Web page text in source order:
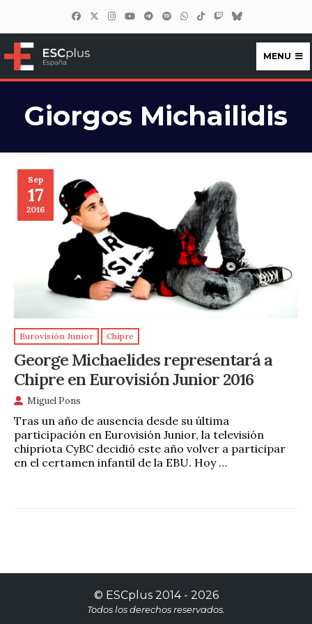
ESCplus España
MENU
Giorgos Michailidis
Sep
17
2016
Eurovisión Junior Chipre
George Michaelides representará a
Chipre en Eurovisión Junior 2016
Miguel Pons
Tras un año de ausencia desde su última
participación en Eurovisión Junior, la televisión
chipriota CyBC decidió este año volver a participar
en el certamen infantil de la EBU. Hoy …
© ESCplus2014 - 2026
Todos los derechos reservados.